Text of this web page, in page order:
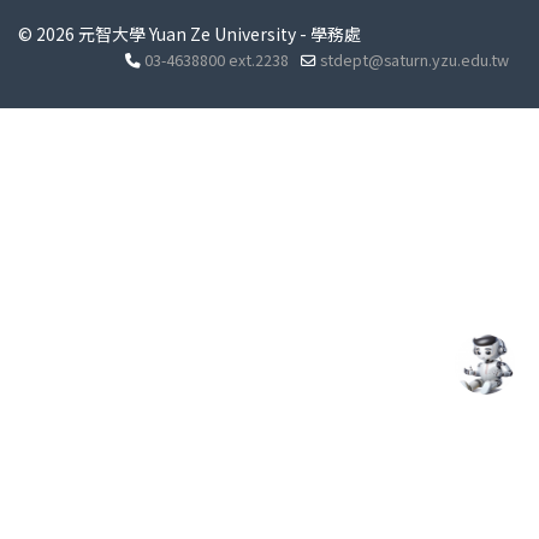
© 2026 元智大學 Yuan Ze University - 學務處
03-4638800 ext.2238 stdept@saturn.yzu.edu.tw